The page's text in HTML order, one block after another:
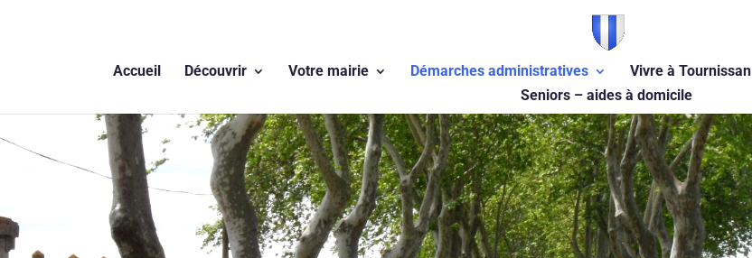
Accueil Découvrir Votre mairie Démarches administratives Vivre à Tournissan
Seniors – aides à domicile